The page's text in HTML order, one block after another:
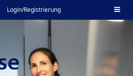
Login/Registrierung